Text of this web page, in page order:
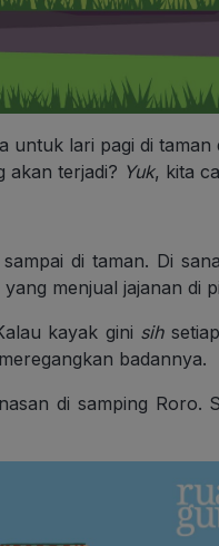
untuk lari pagi di taman
akan terjadi? Yuk, kita
di taman. Di
menjual jajanan di
kayak gini sih
badannya.
di samping Roro.